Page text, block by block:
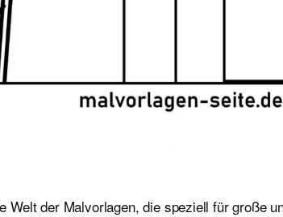
Welt der Malvorlagen, die speziell für große